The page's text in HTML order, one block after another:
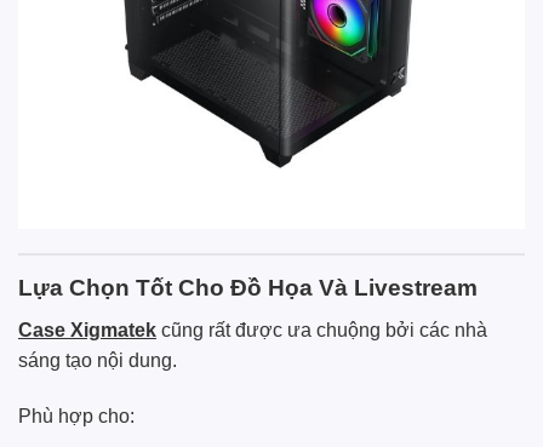
Lựa Chọn Tốt Cho Đồ Họa Và Livestream
Case Xigmatek cũng rất được ưa chuộng bởi các nhà
sáng tạo nội dung.
Phù hợp cho: